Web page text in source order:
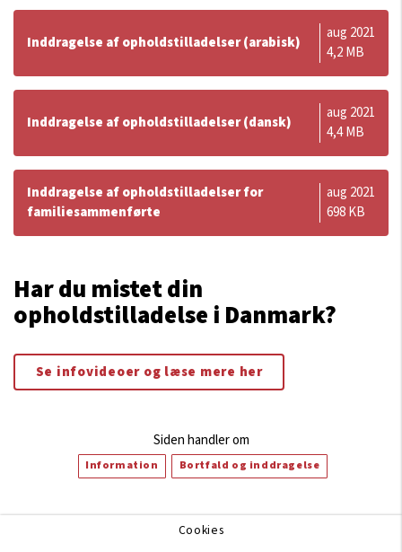
Inddragelse af opholdstilladelser (arabisk)
aug 2021
4,2 MB
Inddragelse af opholdstilladelser (dansk)
aug 2021
4,4 MB
Inddragelse af opholdstilladelser for
familiesammenførte
aug 2021
698 KB
Har du mistet din
opholdstilladelse i Danmark?
Se infovideoer og læse mere her
Siden handler om
Information Bortfald og inddragelse
Cookies